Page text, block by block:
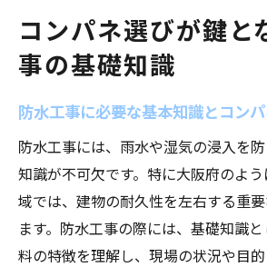
施工品質を左右する防水工事と
防水工事の施工品質に影響
び
高品質な防水工事を実現す
防水工事で差がつく施工品
法
耐久性を高める防水工事と
防水工事の現場で注目され
コンパネ選びが鍵と
事の基礎知識
防水工事に必要な基本知識とコン
防水工事には、雨水や湿気の浸入を
知識が不可欠です。特に大阪府のよ
域では、建物の耐久性を左右する重
ます。防水工事の際には、基礎知識
料の特徴を理解し、現場の状況や目